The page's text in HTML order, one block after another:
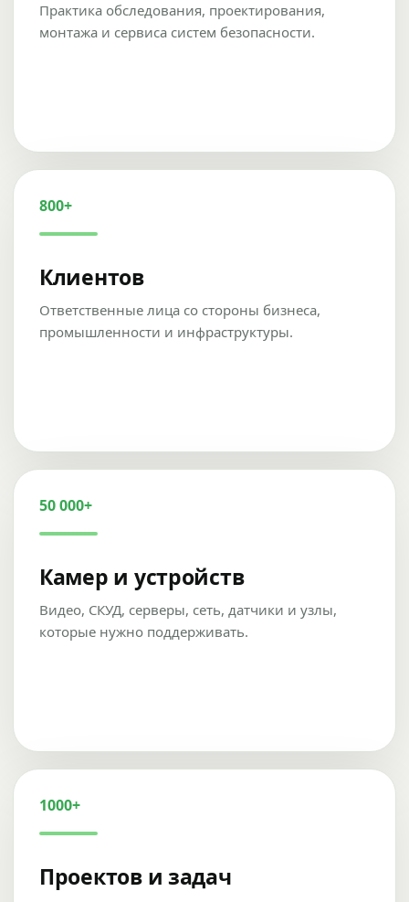
Практика обследования, проектирования,
монтажа и сервиса систем безопасности.
800+
Клиентов
Ответственные лица со стороны бизнеса,
промышленности и инфраструктуры.
50 000+
Камер и устройств
Видео, СКУД, серверы, сеть, датчики и узлы,
которые нужно поддерживать.
1000+
Проектов и задач